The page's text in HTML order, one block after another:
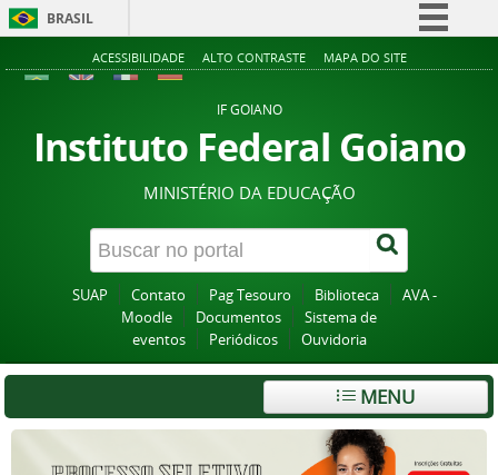
BRASIL
Simplifique!
Acesso à informação
Legislação
Canais
ACESSIBILIDADE ALTO CONTRASTE MAPA DO SITE
IF GOIANO
Instituto Federal Goiano
MINISTÉRIO DA EDUCAÇÃO
SUAP Contato Pag Tesouro Biblioteca
AVA -
Moodle
Documentos
Sistema de
eventos
Periódicos Ouvidoria
MENU